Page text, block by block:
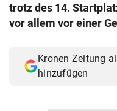
trotz des 14.
vor allem vor einer
Kronen Zeitung
hinzufügen